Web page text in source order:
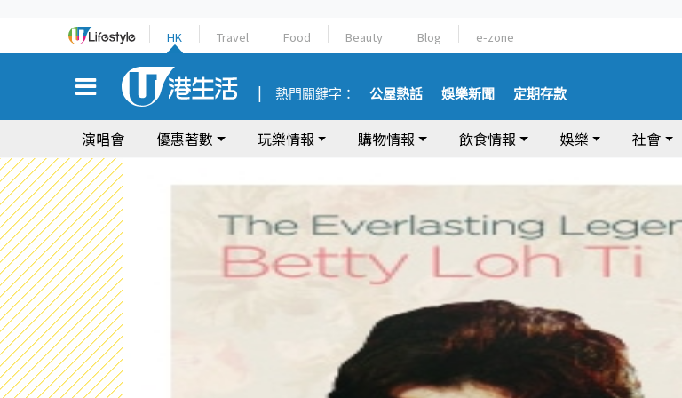
HK Travel Food Beauty Blog e-zone
熱門關鍵字： 公屋熱話 娛樂新聞 定期存款
演唱會 優惠著數 玩樂情報 購物情報 飲食情報 娛樂 社會